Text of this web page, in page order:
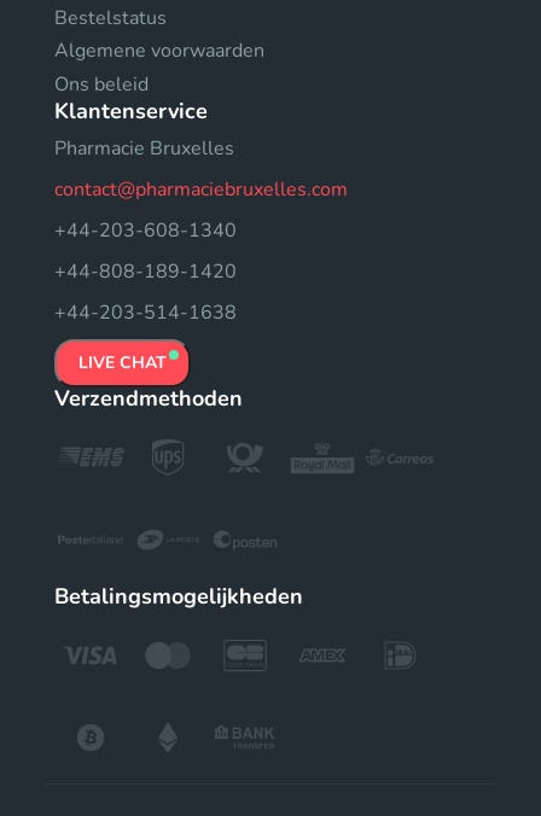
Bestelstatus
Algemene voorwaarden
Ons beleid
Klantenservice
Pharmacie Bruxelles
contact@pharmaciebruxelles.com
+44-203-608-1340
+44-808-189-1420
+44-203-514-1638
LIVE CHAT
Verzendmethoden
Betalingsmogelijkheden